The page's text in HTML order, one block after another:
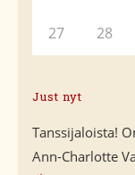
27 28
Just nyt
Tanssijaloista!
Ann-Charlotte